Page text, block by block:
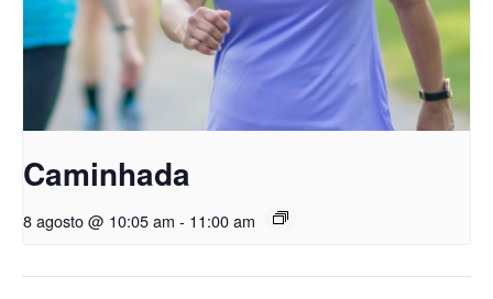
Caminhada
8 agosto @ 10:05 am - 11:00 am